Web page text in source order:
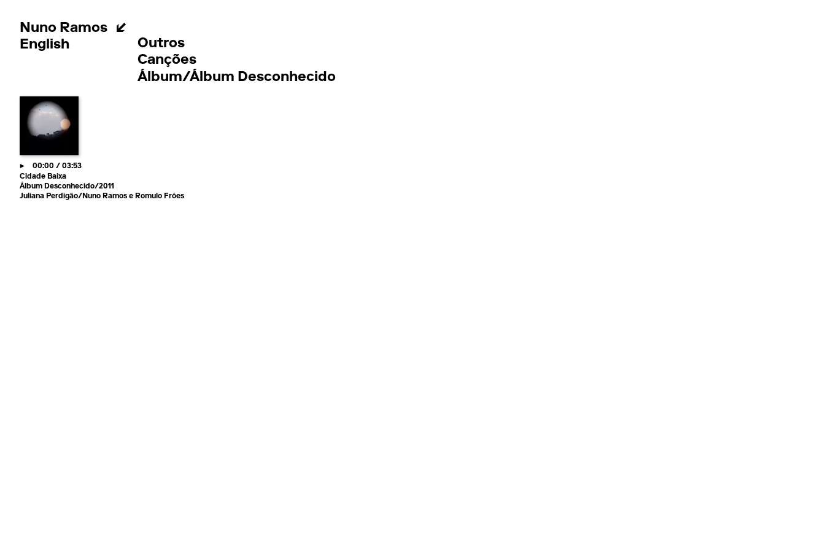
Nuno Ramos
English
Outros
Canções
Álbum/Álbum Desconhecido
00:00 / 03:53
Cidade Baixa
Álbum Desconhecido/2011
Juliana Perdigão/Nuno Ramos e Romulo Fróes